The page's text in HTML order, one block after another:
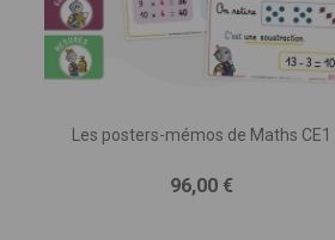
Les posters-mémos de Maths CE1
Prix
96,00 €